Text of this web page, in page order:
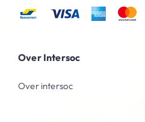
Over Intersoc
Over intersoc